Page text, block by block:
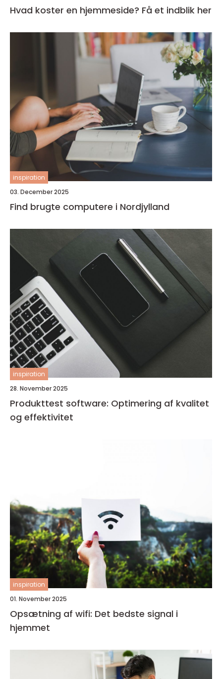
Hvad koster en hjemmeside? Få et indblik her
inspiration
03. December 2025
Find brugte computere i Nordjylland
inspiration
28. November 2025
Produkttest software: Optimering af kvalitet
og effektivitet
inspiration
01. November 2025
Opsætning af wifi: Det bedste signal i
hjemmet